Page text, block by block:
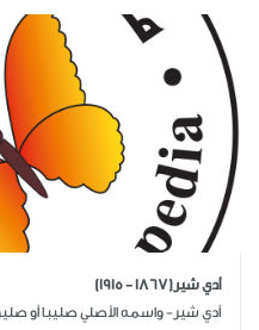
أدي شير(1867 - 1915)
أدي شير- واسمه الأصلي صليبا أو